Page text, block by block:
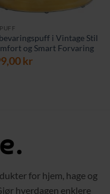
i Vintage Stil
og Smart Forvaring
kr
for hjem, hage og
hverdagen enklere